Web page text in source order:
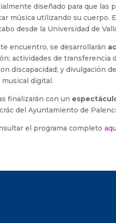
diseñado para que las
música utilizando su cuerpo.
desde la Universidad de
encuentro, se desarrollarán
actividades de
discapacidad; y divulgación
digital.
finalizarán con un
del Ayuntamiento de
el programa completo